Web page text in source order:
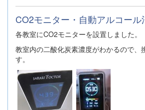
CO2モニター・自動アルコール
各教室にCO2モニターを設置しました。
教室内の二酸化炭素濃度がわかるので、
す。